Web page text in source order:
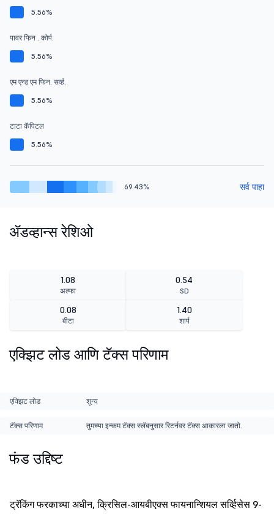
5.56%
पावर फिन . कोर्प.
5.56%
एम एन्ड एम फिन. सर्व्ह.
5.56%
टाटा कॅपिटल
5.56%
69.43% सर्व पाहा
ॲडव्हान्स रेशिओ
1.08
अल्फा
0.54
SD
0.08
बीटा
1.40
शार्प
एक्झिट लोड आणि टॅक्स परिणाम
एक्झिट लोड शून्य
टॅक्स परिणाम तुमच्या इन्कम टॅक्स स्लॅबनुसार रिटर्नवर टॅक्स आकारला जातो.
फंड उद्दिष्ट
ट्रॅकिंग फरकाच्या अधीन, क्रिसिल-आयबीएक्स फायनान्शियल सर्व्हिसेस 9-